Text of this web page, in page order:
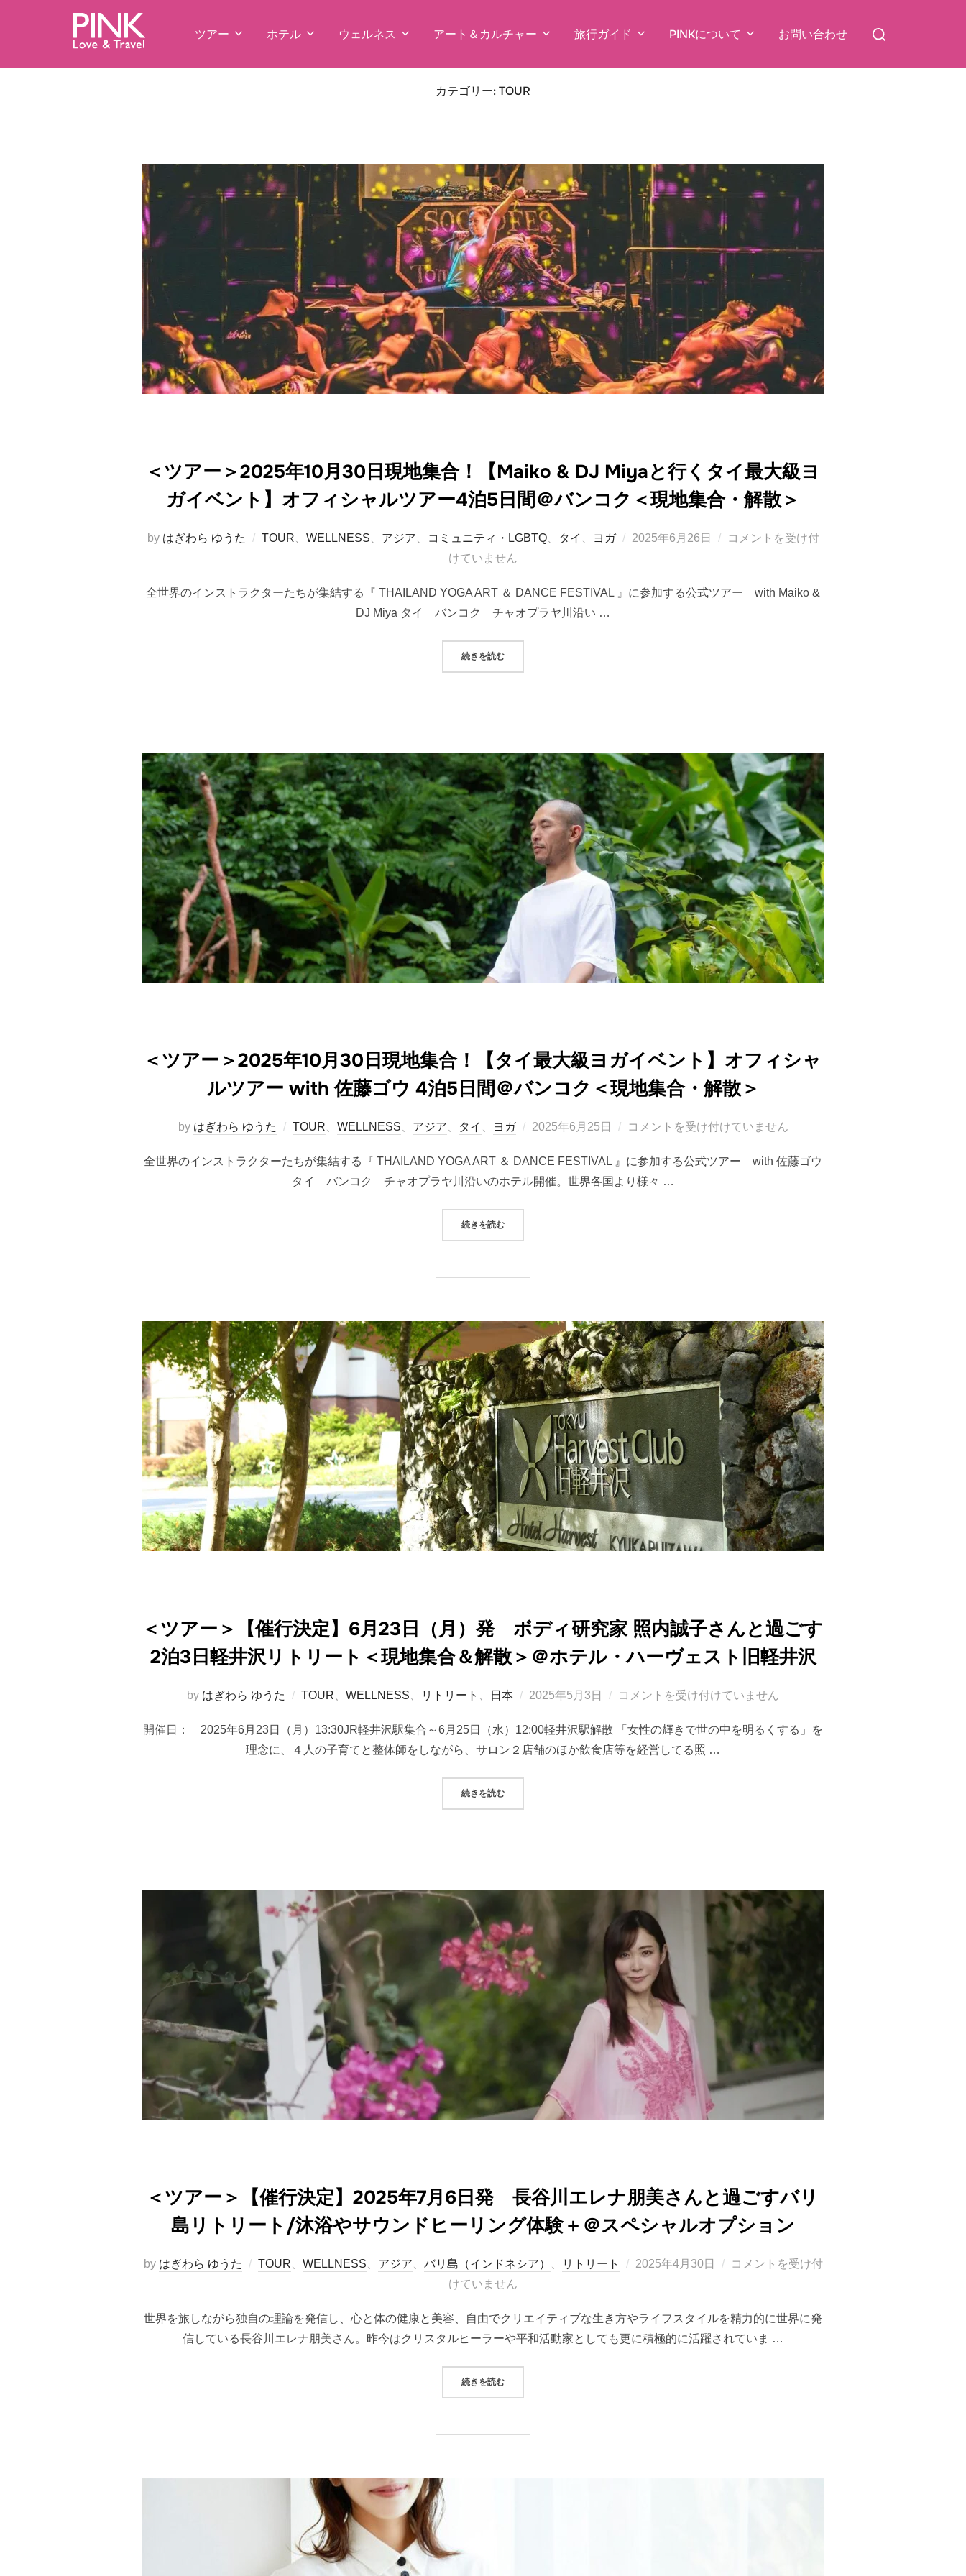
ン
ツアー ホテル ウェルネス アート＆カルチャー 旅行ガイド PINKについて お問い合わせ
対
カテゴリー:TOUR
＜ツアー＞2025年10月30日現地集合！【Maiko & DJ Miyaと行くタイ最大級ヨ
ガイベント】オフィシャルツアー4泊5日間＠バンコク＜現地集合・解散＞
by はぎわら ゆうた TOUR WELLNESS アジア コミュニティ・LGBTQ、 タイ ヨガ
投
2025年6月26日
コメントを受け付
けていません
全世界のインストラクターたちが集結する『 THAILAND YOGA ART ＆ DANCE FESTIVAL 』に参加する公式ツアー with Maiko &
DJ Miya タイ バンコク チャオプラヤ川沿い …
続きを読む“＜ツアー＞2025年10月30日現地集合！【MAIKO & DJ MIYAと行くタイ最大級ヨガイベント】オフィシャルツアー4
＜ツアー＞2025年10月30日現地集合！【タイ最大級ヨガイベント】オフィシャ
ルツアー with 佐藤ゴウ 4泊5日間＠バンコク＜現地集合・解散＞
by はぎわら ゆうた TOUR WELLNESS アジア タイ ヨガ
投
日:
2025年6月25日 コメントを受け付けていません
全世界のインストラクターたちが集結する『 THAILAND YOGA ART ＆ DANCE FESTIVAL 』に参加する公式ツアー with 佐藤ゴウ
タイ バンコク チャオプラヤ川沿いのホテル開催。世界各国より様々 …
続きを読む“＜ツアー＞2025年10月30日現地集合！【タイ最大級ヨガイベント】オフィシャルツアー WITH 佐藤ゴウ 4泊5日間＠
＜ツアー＞【催行決定】6月23日（月）発 ボディ研究家 照内誠子さんと過ごす
2泊3日軽井沢リトリート＜現地集合＆解散＞＠ホテル・ハーヴェスト旧軽井沢
by はぎわら ゆうた TOUR WELLNESS リトリート 日本
投
日:
2025年5月3日 コメントを受け付けていません
開催日： 2025年6月23日（月）13:30JR軽井沢駅集合～6月25日（水）12:00軽井沢駅解散 「女性の輝きで世の中を明るくする」を
理念に、４人の子育てと整体師をしながら、サロン２店舗のほか飲食店等を経営してる照 …
続きを読む“＜ツアー＞【催行決定】6月23日（月）発 ボディ研究家 照内誠子さんと過ごす2泊3日軽井沢リトリート＜現地集合
＜ツアー＞【催行決定】2025年7月6日発 長谷川エレナ朋美さんと過ごすバリ
島リトリート/沐浴やサウンドヒーリング体験＋＠スペシャルオプション
by はぎわら ゆうた TOUR WELLNESS アジア バリ島（インドネシア） リトリート
投
2025年4月30日
コメントを受け付
けていません
世界を旅しながら独自の理論を発信し、心と体の健康と美容、自由でクリエイティブな生き方やライフスタイルを精力的に世界に発
信している長谷川エレナ朋美さん。昨今はクリスタルヒーラーや平和活動家としても更に積極的に活躍されていま …
続きを読む“＜ツアー＞【催行決定】2025年7月6日発 長谷川エレナ朋美さんと過ごすバリ島リトリート/沐浴やサウンドヒーリ